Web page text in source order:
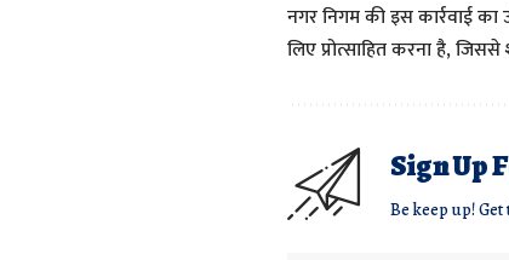
नगर निगम की इस कार्रवाई
लिए प्रोत्साहित करना है,
Sign Up
Be keep up!